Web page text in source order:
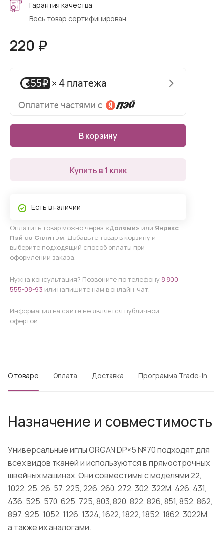
Гарантия качества
Весь товар сертифицирован
220 ₽
В корзину
Купить в 1 клик
Есть в наличии
Оплатить товар можно через «Долями» или Яндекс
Пэй со Сплитом. Добавьте товар в корзину и
выберите подходящий способ оплаты при
оформлении заказа.
Нужна консультация? Позвоните по телефону 8 800
555-08-93 или напишите нам в онлайн-чат.
Информация на сайте не является публичной
офертой.
О товаре Оплата Доставка Программа Trade-in
Назначение и совместимость
Универсальные иглы ORGAN DP×5 №70 подходят для
всех видов тканей и используются в прямострочных
швейных машинах. Они совместимы с моделями 22,
1022, 25, 26, 57, 225, 226, 260, 272, 302, 322М, 426, 431,
436, 525, 570, 625, 725, 803, 820, 822, 826, 851, 852, 862,
897, 925, 1052, 1126, 1324, 1622, 1822, 1852, 1862, 3022М,
а также их аналогами.